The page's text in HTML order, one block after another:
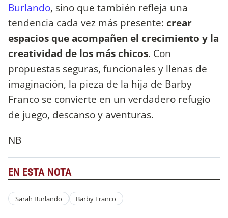
Burlando, sino que también refleja una
tendencia cada vez más presente: crear
espacios que acompañen el crecimiento y la
creatividad de los más chicos. Con
propuestas seguras, funcionales y llenas de
imaginación, la pieza de la hija de Barby
Franco se convierte en un verdadero refugio
de juego, descanso y aventuras.
NB
EN ESTA NOTA
Sarah Burlando Barby Franco